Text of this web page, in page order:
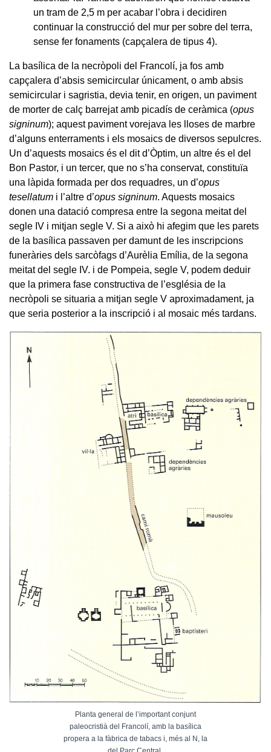
un tram de 2,5 m per acabar l’obra i decidiren
continuar la construcció del mur per sobre del terra,
sense fer fonaments (capçalera de tipus 4).
La basílica de la necròpoli del Francolí, ja fos amb
capçalera d’absis semicircular únicament, o amb absis
semicircular i sagristia, devia tenir, en origen, un paviment
de morter de calç barrejat amb picadís de ceràmica (opus
signinum); aquest paviment vorejava les lloses de marbre
d’alguns enterraments i els mosaics de diversos sepulcres.
Un d’aquests mosaics és el dit d’Òptim, un altre és el del
Bon Pastor, i un tercer, que no s’ha conservat, constituïa
una làpida formada per dos requadres, un d’opus
tesellatum i l’altre d’opus signinum. Aquests mosaics
donen una datació compresa entre la segona meitat del
segle IV i mitjan segle V. Si a això hi afegim que les parets
de la basílica passaven per damunt de les inscripcions
funeràries dels sarcòfags d’Aurèlia Emília, de la segona
meitat del segle IV. i de Pompeia, segle V, podem deduir
que la primera fase constructiva de l’església de la
necròpoli se situaria a mitjan segle V aproximadament, ja
que seria posterior a la inscripció i al mosaic més tardans.
Planta general de l’important conjunt
paleocristià del Francolí, amb la basílica
propera a la fàbrica de tabacs i, més al N, la